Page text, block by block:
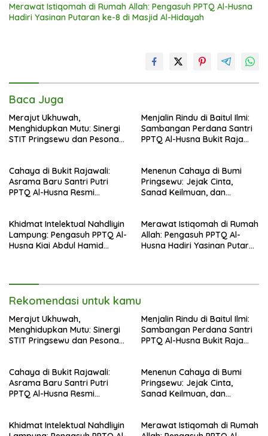
Merawat Istiqomah di Rumah Allah: Pengasuh PPTQ Al-Husna
Hadiri Yasinan Putaran ke-8 di Masjid Al-Hidayah
Baca Juga
Merajut Ukhuwah,
Menghidupkan Mutu: Sinergi
STIT Pringsewu dan Pesona
Menjalin Rindu di Baitul Ilmi:
Sambangan Perdana Santri
PPTQ Al-Husna Bukit Raja
Suci
Cahaya di Bukit Rajawali:
Asrama Baru Santri Putri
PPTQ Al-Husna Resmi
Menenun Cahaya di Bumi
Pringsewu: Jejak Cinta,
Sanad Keilmuan, dan
Nahdlatul Ulama
Khidmat Intelektual Nahdliyin
Lampung: Pengasuh PPTQ Al-
Husna Kiai Abdul Hamid
Merawat Istiqomah di Rumah
Allah: Pengasuh PPTQ Al-
Husna Hadiri Yasinan Putaran
Rekomendasi untuk kamu
Merajut Ukhuwah,
Menghidupkan Mutu: Sinergi
STIT Pringsewu dan Pesona
Menjalin Rindu di Baitul Ilmi:
Sambangan Perdana Santri
PPTQ Al-Husna Bukit Raja
Suci
Cahaya di Bukit Rajawali:
Asrama Baru Santri Putri
PPTQ Al-Husna Resmi
Menenun Cahaya di Bumi
Pringsewu: Jejak Cinta,
Sanad Keilmuan, dan
Nahdlatul Ulama
Khidmat Intelektual Nahdliyin
Merawat Istiqomah di Rumah